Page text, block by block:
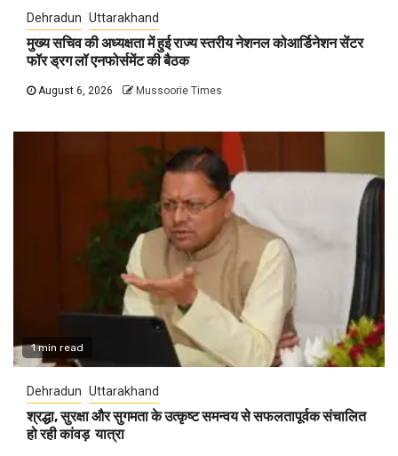
Dehradun Uttarakhand
मुख्य सचिव की अध्यक्षता में हुई राज्य स्तरीय नेशनल कोआर्डिनेशन सेंटर
फॉर ड्रग लॉ एनफोर्समेंट की बैठक
August 6, 2026 Mussoorie Times
1 min read
Dehradun Uttarakhand
श्रद्धा, सुरक्षा और सुगमता के उत्कृष्ट समन्वय से सफलतापूर्वक संचालित
हो रही कांवड़ यात्रा